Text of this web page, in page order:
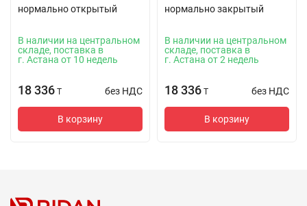
нормально открытый
В наличии на центральном
складе, поставка в
г. Астана от 10 недель
18 336 T без НДС
В корзину
нормально закрытый
В наличии на центральном
складе, поставка в
г. Астана от 2 недель
18 336 T без НДС
В корзину